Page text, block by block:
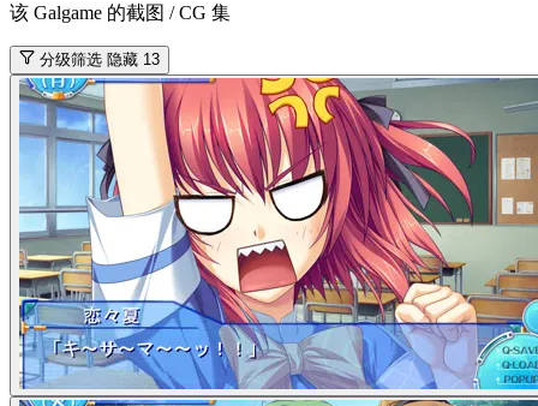
该 Galgame 的截图 / CG 集
分级筛选 隐藏 13